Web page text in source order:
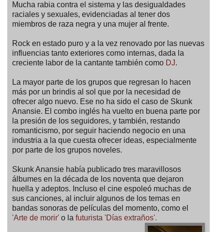
Mucha rabia contra el sistema y las desigualdades
raciales y sexuales, evidenciadas al tener dos
miembros de raza negra y una mujer al frente.
Rock en estado puro y a la vez renovado por las nuevas
influencias tanto exteriores como internas, dada la
creciente labor de la cantante también como DJ.
La mayor parte de los grupos que regresan lo hacen
más por un brindis al sol que por la necesidad de
ofrecer algo nuevo. Ese no ha sido el caso de Skunk
Anansie. El combo inglés ha vuelto en buena parte por
la presión de los seguidores, y también, restando
romanticismo, por seguir haciendo negocio en una
industria a la que cuesta ofrecer ideas, especialmente
por parte de los grupos noveles.
Skunk Anansie había publicado tres maravillosos
álbumes en la década de los noventa que dejaron
huella y adeptos. Incluso el cine espoleó muchas de
sus canciones, al incluir algunos de los temas en
bandas sonoras de películas del momento, como el
'Arte de morir' o la futurista 'Días extraños'.